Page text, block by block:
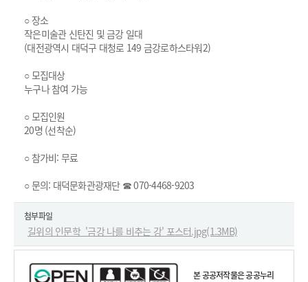
○ 장소
작은미술관 신탄진 및 금강 일대
(대전광역시 대덕구 대청로 149 금강로하스타워2)
○ 모집대상
누구나 참여 가능
○ 모집인원
20명 (선착순)
○ 참가비: 무료
○ 문의: 대덕문화관광재단 ☎ 070-4468-9203
첨부파일
길위의 인문학_'금강 나를 비추는 강' 포스터.jpg(1.3MB)
본 공공저작물은 공공누리